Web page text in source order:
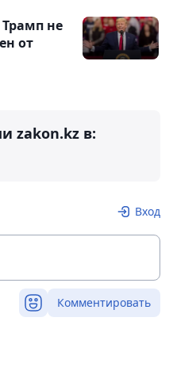
не
от
zakon.kz в:
Вход
Комментировать